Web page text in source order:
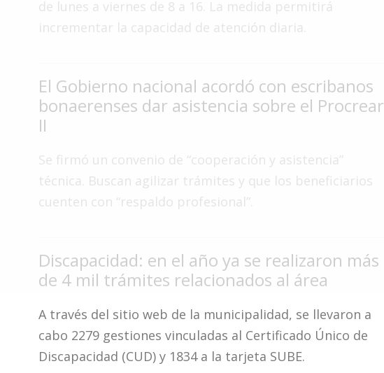
Cartelera
Familia
Clasificados
Fúnebres
de lunes a viernes de 8 a 16. La medida permitirá
incrementar la capacidad de atención diaria.
El Gobierno nacional acordó con escribanos
bonaerenses dar asistencia sobre el Procrear
II
Se firmó un convenio de “cooperación y asistencia”
técnica. Buscan agilizar trámites y que los beneficiarios
cuenten con “respaldo profesional”.
Discapacidad: en el año ya se realizaron más
de 4 mil trámites relacionados al área
A través del sitio web de la municipalidad, se llevaron a
cabo 2279 gestiones vinculadas al Certificado Único de
Discapacidad (CUD) y 1834 a la tarjeta SUBE.